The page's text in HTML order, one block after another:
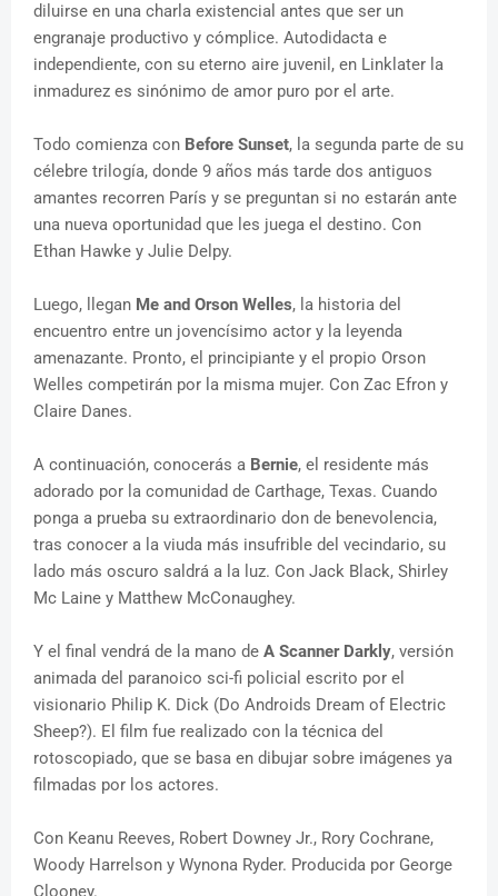
diluirse en una charla existencial antes que ser un
engranaje productivo y cómplice. Autodidacta e
independiente, con su eterno aire juvenil, en Linklater la
inmadurez es sinónimo de amor puro por el arte.
Todo comienza con Before Sunset, la segunda parte de su
célebre trilogía, donde 9 años más tarde dos antiguos
amantes recorren París y se preguntan si no estarán ante
una nueva oportunidad que les juega el destino. Con
Ethan Hawke y Julie Delpy.
Luego, llegan Me and Orson Welles, la historia del
encuentro entre un jovencísimo actor y la leyenda
amenazante. Pronto, el principiante y el propio Orson
Welles competirán por la misma mujer. Con Zac Efron y
Claire Danes.
A continuación, conocerás a Bernie, el residente más
adorado por la comunidad de Carthage, Texas. Cuando
ponga a prueba su extraordinario don de benevolencia,
tras conocer a la viuda más insufrible del vecindario, su
lado más oscuro saldrá a la luz. Con Jack Black, Shirley
Mc Laine y Matthew McConaughey.
Y el final vendrá de la mano de A Scanner Darkly, versión
animada del paranoico sci-fi policial escrito por el
visionario Philip K. Dick (Do Androids Dream of Electric
Sheep?). El film fue realizado con la técnica del
rotoscopiado, que se basa en dibujar sobre imágenes ya
filmadas por los actores.
Con Keanu Reeves, Robert Downey Jr., Rory Cochrane,
Woody Harrelson y Wynona Ryder. Producida por George
Clooney.